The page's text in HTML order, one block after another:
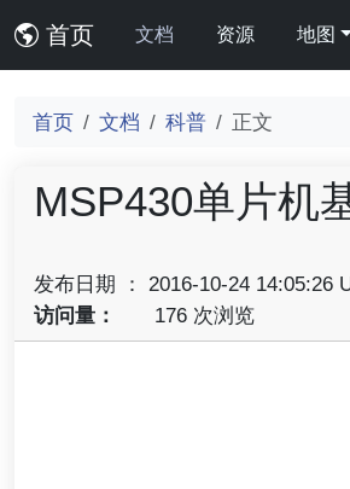
首页 文档 资源 地图
首页 文档 科普 正文
MSP430单片机
发布日期 ： 2016-10-24 14:05:26
访问量：
176 次浏览